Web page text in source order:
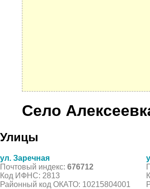
Село
Улицы
ул. Заречная
Почтовый индекс: 676712
Код ИФНС: 2813
Районный код ОКАТО: 10215804001